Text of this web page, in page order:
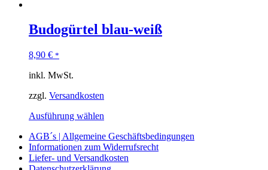
Budogürtel blau-weiß
8,90 € *
inkl. MwSt.
zzgl. Versandkosten
Ausführung wählen
AGB´s | Allgemeine Geschäftsbedingungen
Informationen zum Widerrufsrecht
Liefer- und Versandkosten